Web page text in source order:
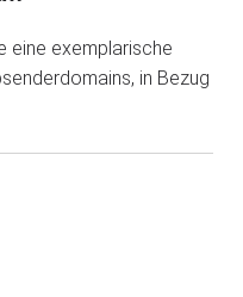
eine exemplarische
in Bezug